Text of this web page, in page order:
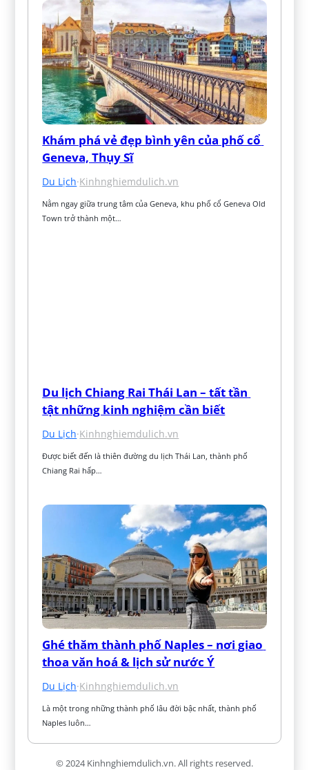
Khám phá vẻ đẹp bình yên của phố cổ
Geneva, Thụy Sĩ
Du Lịch·Kinhnghiemdulich.vn
Nằm ngay giữa trung tâm của Geneva, khu phố cổ Geneva Old
Town trở thành một…
Du lịch Chiang Rai Thái Lan – tất tần
tật những kinh nghiệm cần biết
Du Lịch·Kinhnghiemdulich.vn
Được biết đến là thiên đường du lịch Thái Lan, thành phố
Chiang Rai hấp…
Ghé thăm thành phố Naples – nơi giao
thoa văn hoá & lịch sử nước Ý
Du Lịch·Kinhnghiemdulich.vn
Là một trong những thành phố lâu đời bậc nhất, thành phố
Naples luôn…
© 2024 Kinhnghiemdulich.vn. All rights reserved.